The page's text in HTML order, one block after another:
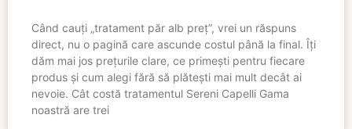
Când cauți „tratament păr alb preț”, vrei un răspuns
direct, nu o pagină care ascunde costul până la final. Îți
dăm mai jos prețurile clare, ce primești pentru fiecare
produs și cum alegi fără să plătești mai mult decât ai
nevoie. Cât costă tratamentul Sereni Capelli Gama
noastră are trei